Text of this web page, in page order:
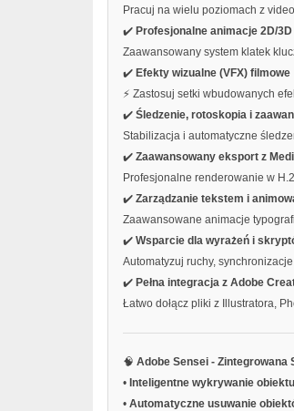
Pracuj na wielu poziomach z
✔️ Profesjonalne animacje 2D/3D
Zaawansowany system klatek
✔️ Efekty wizualne (VFX) filmowe
⚡ Zastosuj setki wbudowanych
✔️ Śledzenie, rotoskopia i
Stabilizacja i automatyczne
✔️ Zaawansowany eksport z
Profesjonalne renderowanie w
✔️ Zarządzanie tekstem i
Zaawansowane animacje
✔️ Wsparcie dla wyrażeń i
Automatyzuj ruchy,
✔️ Pełna integracja z Adobe
Łatwo dołącz pliki z Illustratora,
🧠 Adobe Sensei - Zintegrowana
• Inteligentne wykrywanie
• Automatyczne usuwanie